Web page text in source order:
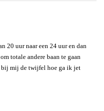
20 uur naar een 24 uur en dan
totale andere baan te gaan
bij mij de twijfel hoe ga ik jet